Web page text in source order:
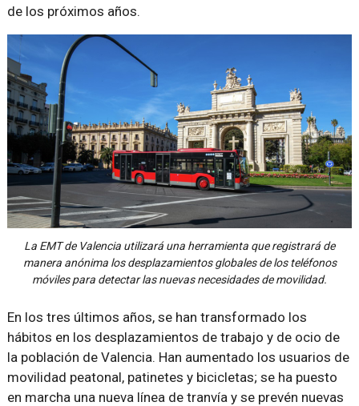
de los próximos años.
La EMT de Valencia utilizará una herramienta que registrará de
manera anónima los desplazamientos globales de los teléfonos
móviles para detectar las nuevas necesidades de movilidad.
En los tres últimos años, se han transformado los
hábitos en los desplazamientos de trabajo y de ocio de
la población de Valencia. Han aumentado los usuarios de
movilidad peatonal, patinetes y bicicletas; se ha puesto
en marcha una nueva línea de tranvía y se prevén nuevas